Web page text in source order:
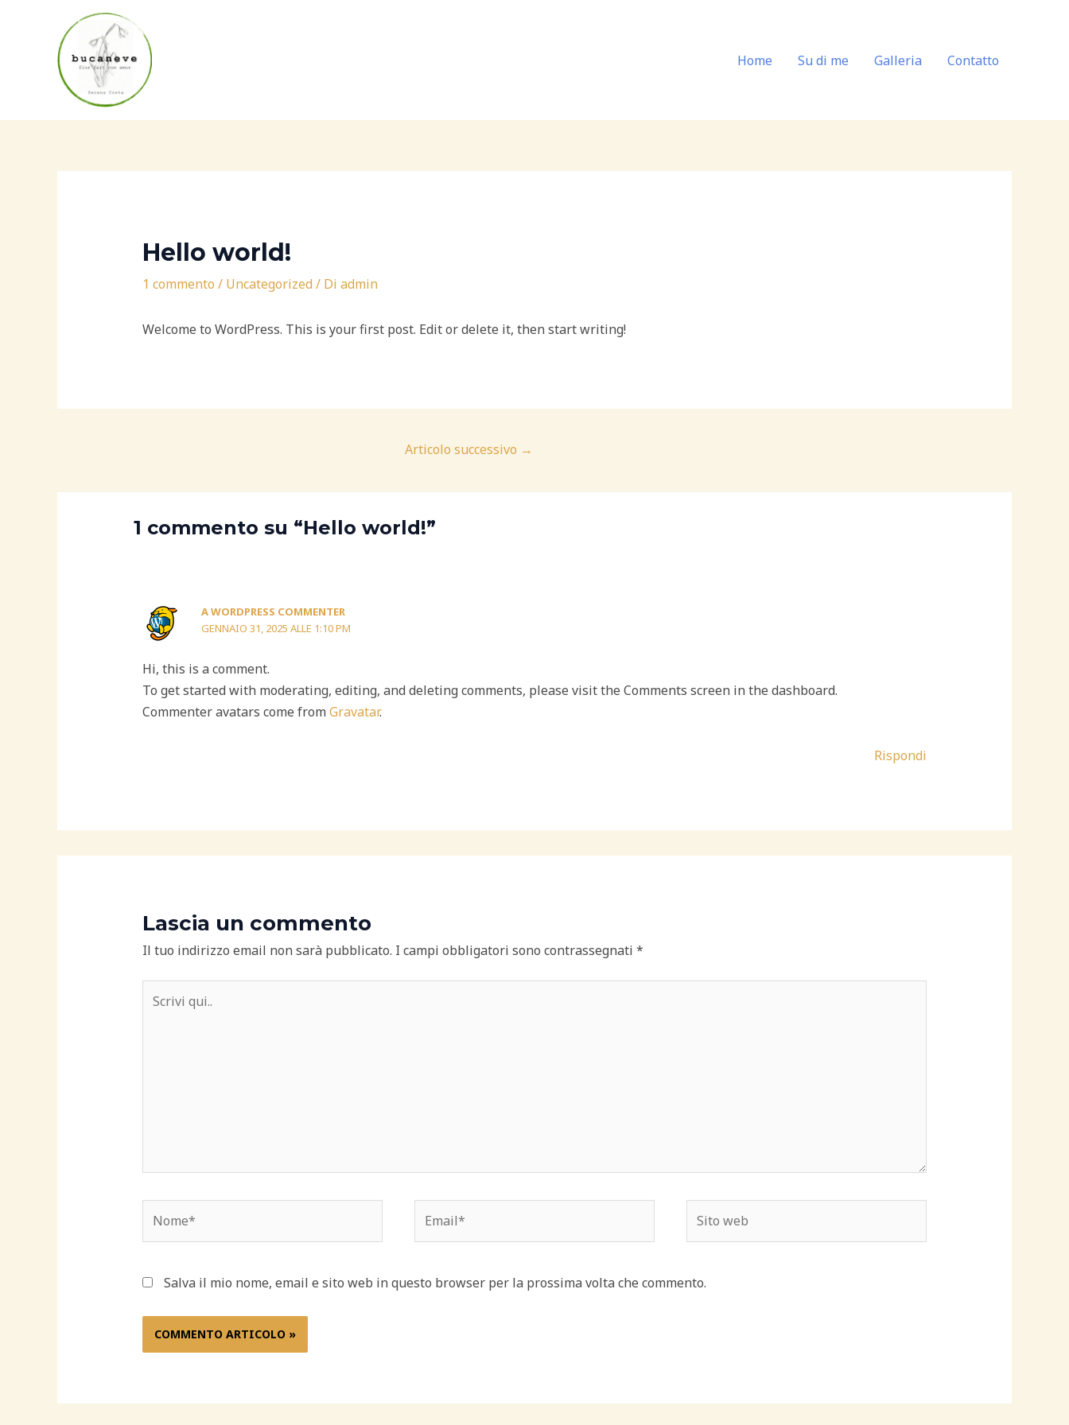
contenuto
Home Su di me Galleria Contatto
Hello world!
1 commento / Uncategorized / Di admin
Welcome to WordPress. This is your first post. Edit or delete it, then start writing!
Navigazione
articoli
Articolo successivo →
1 commento su “Hello world!”
A WORDPRESS COMMENTER
GENNAIO 31, 2025 ALLE 1:10 PM
Hi, this is a comment.
To get started with moderating, editing, and deleting comments, please visit the Comments screen in the dashboard.
Commenter avatars come from Gravatar.
Rispondi
Lascia un commento
Il tuo indirizzo email non sarà pubblicato. I campi obbligatori sono contrassegnati *
qui..
web
Salva il mio nome, email e sito web in questo browser per la prossima volta che commento.